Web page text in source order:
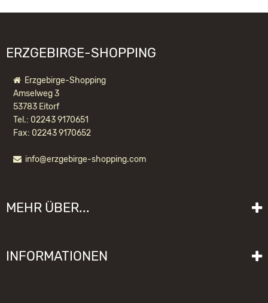
ERZGEBIRGE-SHOPPING
Erzgebirge-Shopping
Amselweg 3
53783 Eitorf
Tel.: 02243 9170651
Fax: 02243 9170652
info@erzgebirge-shopping.com
MEHR ÜBER...
Lieferzeit
INFORMATIONEN